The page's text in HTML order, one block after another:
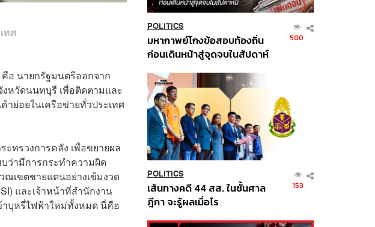
ทศ
อ นายกรัฐมนตรีออกจาก
หวัดนนทบุรี เพื่อติดตามและ
ย่อยในเครือข่ายทั่วประเทศ
ทรวงการคลัง เพื่อขยายผล
ว่ามีการกระทำความผิด
ณเขตชายแดนอย่างเข้มงวด
และเจ้าหน้าที่สำนักงาน
าบุหรี่ไฟฟ้าใหม่ทั้งหมด นี่คือ
POLITICS
มหากาพย์โกงข้อสอบท้องถิ่น
ก่อนเดินหน้าสู่จุดจบในสัปดาห์
500
POLITICS
เส้นทางคดี 44 สส. ในชั้นศาล
ฎีกา จะรู้ผลเมื่อไร
153